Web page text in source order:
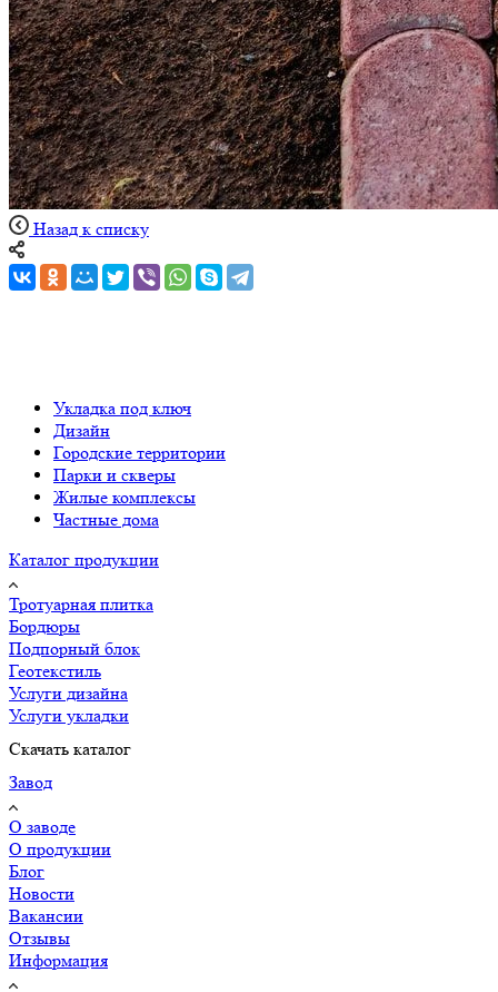
Назад к списку
Укладка под ключ
Дизайн
Городские территории
Парки и скверы
Жилые комплексы
Частные дома
Каталог продукции
Тротуарная плитка
Бордюры
Подпорный блок
Геотекстиль
Услуги дизайна
Услуги укладки
Скачать каталог
Завод
О заводе
О продукции
Блог
Новости
Вакансии
Отзывы
Информация